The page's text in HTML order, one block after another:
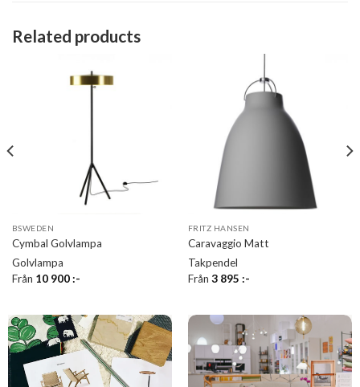
Related products
BSWEDEN
Cymbal Golvlampa
Golvlampa
Från 10 900:-
FRITZ HANSEN
Caravaggio Matt
Takpendel
Från 3 895 :-